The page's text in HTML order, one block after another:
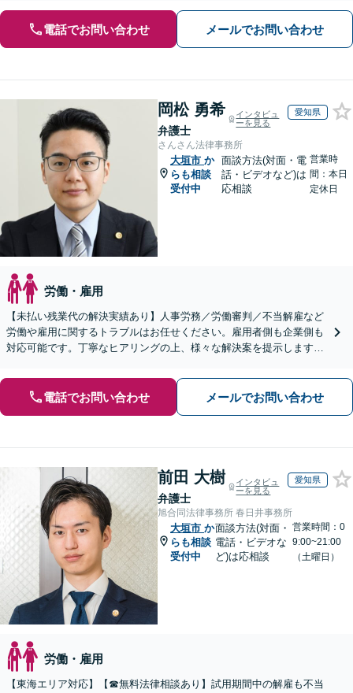
電話でお問い合わせ メールでお問い合わせ
岡松 勇希
弁護士
インタビュ
ーを見る
愛知県
さんさん法律事務所
大垣市 か
らも相談
受付中
面談方法(対面・電
話・ビデオなど)は
応相談
営業時
間：本日
定休日
労働・雇用
【未払い残業代の解決実績あり】人事労務／労働審判／不当解雇など
労働や雇用に関するトラブルはお任せください。雇用者側も企業側も
対応可能です。丁寧なヒアリングの上、様々な解決案を提示します
電話でお問い合わせ メールでお問い合わせ
前田 大樹
弁護士
インタビュ
ーを見る
愛知県
旭合同法律事務所 春日井事務所
大垣市 か
らも相談
受付中
面談方法(対面・
電話・ビデオな
ど)は応相談
営業時間：0
9:00~21:00
（土曜日）
労働・雇用
【東海エリア対応】【☎︎無料法律相談あり】試用期間中の解雇も不当